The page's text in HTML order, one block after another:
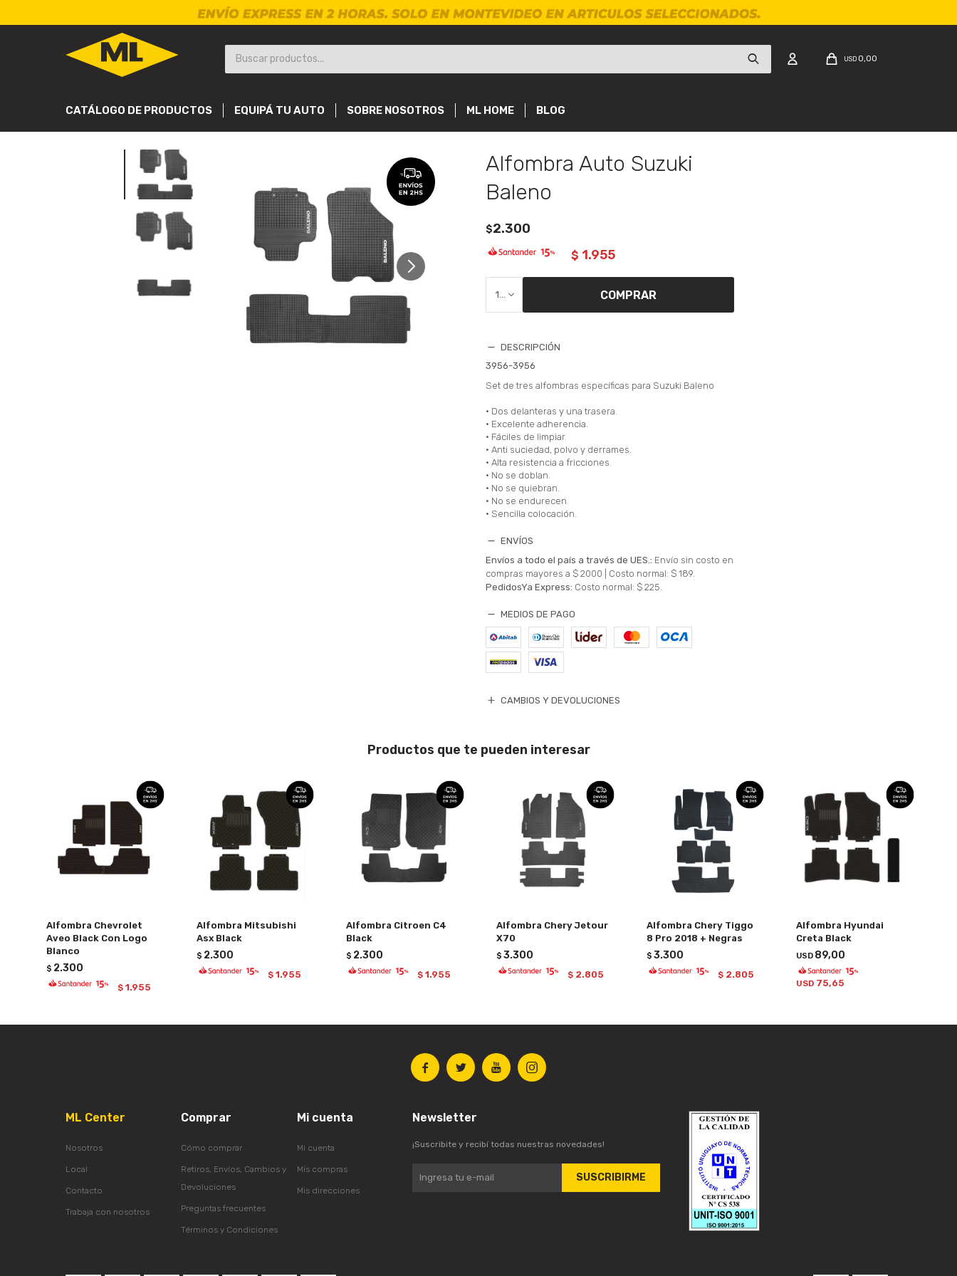
CATÁLOGO DE PRODUCTOS EQUIPÁ TU AUTO SOBRE NOSOTROS ML HOME BLOG
USD 0,00
Alfombra Auto Suzuki
Baleno
$2.300
$ 1.955
COMPRAR
DESCRIPCIÓN
3956-3956
Set de tres alfombras específicas para Suzuki Baleno
• Dos delanteras y una trasera.
• Excelente adherencia.
• Fáciles de limpiar.
• Anti suciedad, polvo y derrames.
• Alta resistencia a fricciones.
• No se doblan.
• No se quiebran.
• No se endurecen.
• Sencilla colocación.
ENVÍOS
Envíos a todo el país a través de UES.: Envío sin costo en
compras mayores a $ 2000 | Costo normal: $ 189.
PedidosYa Express: Costo normal: $ 225.
MEDIOS DE PAGO
CAMBIOS Y DEVOLUCIONES
Productos que te pueden interesar
Alfombra Chevrolet
Aveo Black Con Logo
Blanco
$ 2.300
$ 1.955
Alfombra Mitsubishi
Asx Black
$ 2.300
$ 1.955
Alfombra Citroen C4
Black
$ 2.300
$ 1.955
Alfombra Chery Jetour
X70
$ 3.300
$ 2.805
Alfombra Chery Tiggo
8 Pro 2018 + Negras
$ 3.300
$ 2.805
Alfombra Hyundai
Creta Black
USD 89,00
USD 75,65
   
ML Center
Nosotros
Local
Contacto
Trabaja con nosotros
Comprar
Cómo comprar
Retiros, Envíos, Cambios y
Devoluciones
Preguntas frecuentes
Términos y Condiciones
Mi cuenta
Mi cuenta
Mis compras
Mis direcciones
Newsletter
¡Suscribite y recibí todas nuestras novedades!
SUSCRIBIRME